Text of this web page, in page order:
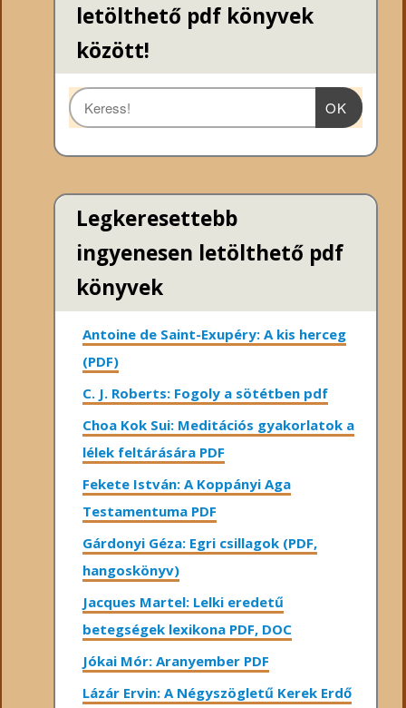
letölthető pdf könyvek
között!
OK
Legkeresettebb
ingyenesen letölthető pdf
könyvek
Antoine de Saint-Exupéry: A kis herceg
(PDF)
C. J. Roberts: Fogoly a sötétben pdf
Choa Kok Sui: Meditációs gyakorlatok a
lélek feltárására PDF
Fekete István: A Koppányi Aga
Testamentuma PDF
Gárdonyi Géza: Egri csillagok (PDF,
hangoskönyv)
Jacques Martel: Lelki eredetű
betegségek lexikona PDF, DOC
Jókai Mór: Aranyember PDF
Lázár Ervin: A Négyszögletű Kerek Erdő